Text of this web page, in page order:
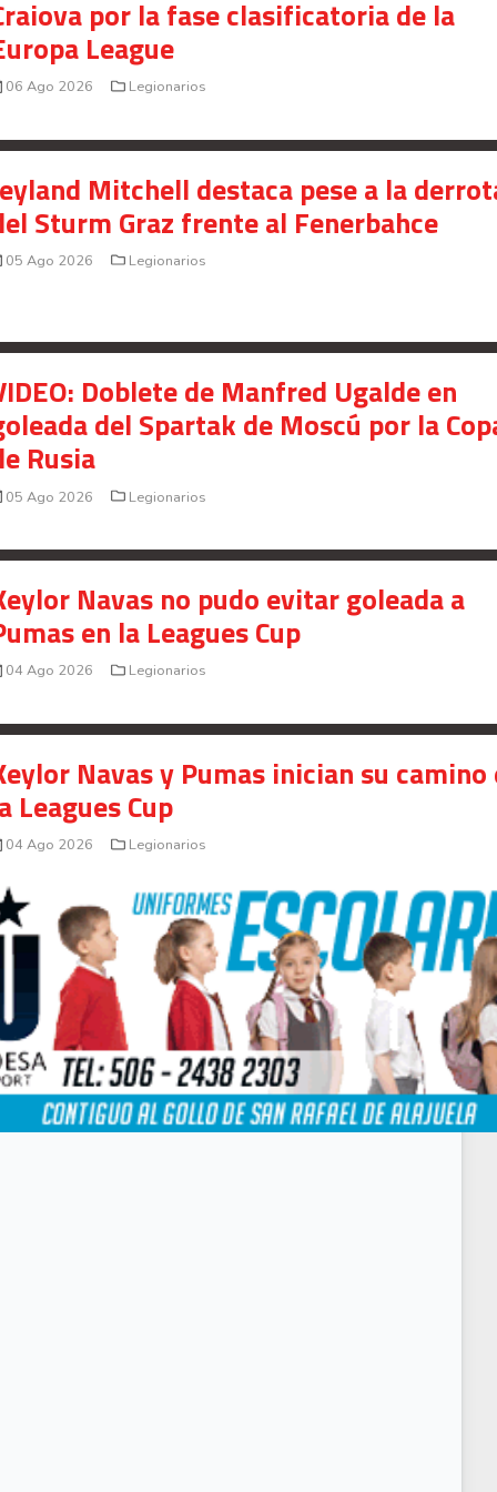
por la fase clasificatoria de la
League
06 Ago 2026 Legionarios
Mitchell destaca pese a la
Sturm Graz frente al Fenerbahce
05 Ago 2026 Legionarios
Doblete de Manfred Ugalde en
del Spartak de Moscú por la
Rusia
05 Ago 2026 Legionarios
Navas no pudo evitar goleada a
en la Leagues Cup
04 Ago 2026 Legionarios
Navas y Pumas inician su camino
Leagues Cup
04 Ago 2026 Legionarios